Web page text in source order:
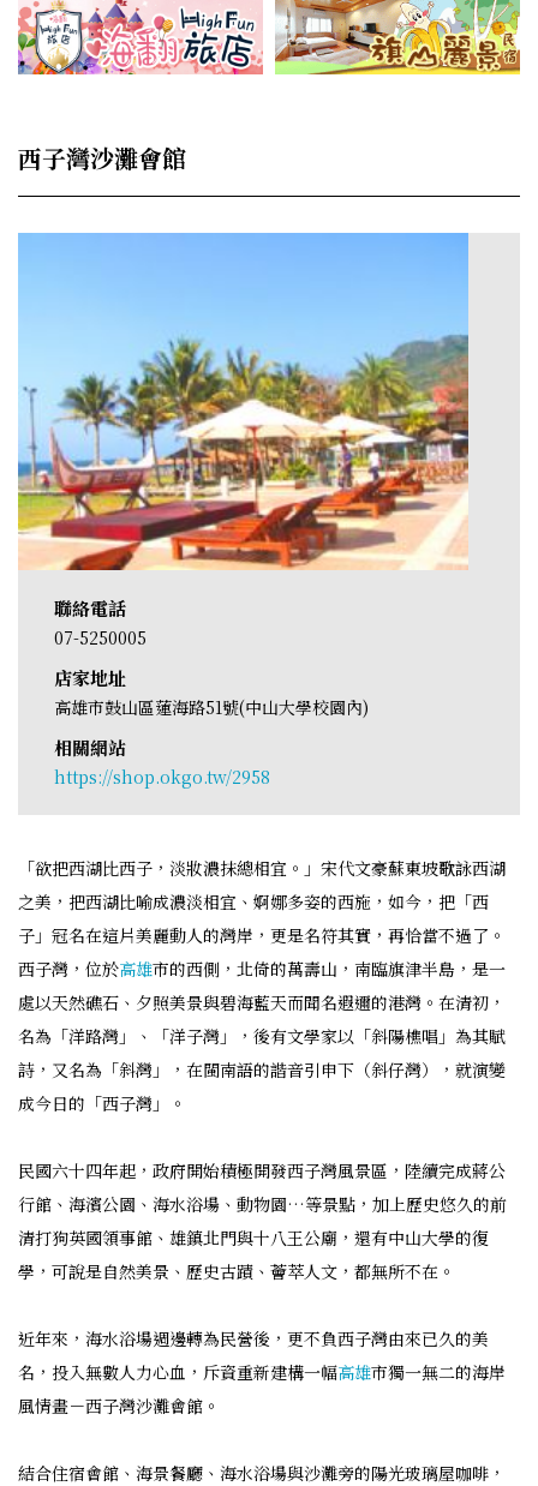
西子灣沙灘會館
聯絡電話
07-5250005
店家地址
高雄市鼓山區蓮海路51號(中山大學校園內)
相關網站
https://shop.okgo.tw/2958
「欲把西湖比西子，淡妝濃抹總相宜。」宋代文豪蘇東坡歌詠西湖
之美，把西湖比喻成濃淡相宜、婀娜多姿的西施，如今，把「西
子」冠名在這片美麗動人的灣岸，更是名符其實，再恰當不過了。
西子灣，位於高雄市的西側，北倚的萬壽山，南臨旗津半島，是一
處以天然礁石、夕照美景與碧海藍天而聞名遐邇的港灣。在清初，
名為「洋路灣」、「洋子灣」，後有文學家以「斜陽樵唱」為其賦
詩，又名為「斜灣」，在閩南語的諧音引申下（斜仔灣），就演變
成今日的「西子灣」。
民國六十四年起，政府開始積極開發西子灣風景區，陸續完成蔣公
行館、海濱公園、海水浴場、動物園…等景點，加上歷史悠久的前
清打狗英國領事館、雄鎮北門與十八王公廟，還有中山大學的復
學，可說是自然美景、歷史古蹟、薈萃人文，都無所不在。
近年來，海水浴場週邊轉為民營後，更不負西子灣由來已久的美
名，投入無數人力心血，斥資重新建構一幅高雄市獨一無二的海岸
風情畫－西子灣沙灘會館。
結合住宿會館、海景餐廳、海水浴場與沙灘旁的陽光玻璃屋咖啡，